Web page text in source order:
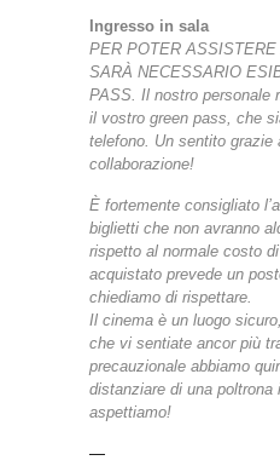
Ingresso in sala
PER POTER
SARÀ NECESSARIO
PASS. Il nostro personale
il vostro green pass, che
telefono. Un sentito grazie
collaborazione!
È fortemente consigliato
biglietti che non avranno
rispetto al normale costo
acquistato prevede un
chiediamo di rispettare.
Il cinema è un luogo
che vi sentiate ancor più
precauzionale abbiamo
distanziare di una poltrona
aspettiamo!
—